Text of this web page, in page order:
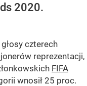
2020.
czterech
reprezentacji,
FIFA
wnosił 25 proc.